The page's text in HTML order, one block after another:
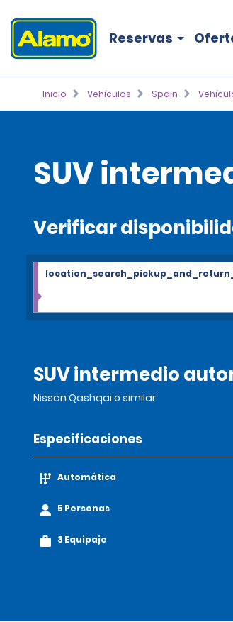
Reservas
Inicio Vehículos Spain
SUV
Verificar
SUV intermedio
Nissan Qashqai o similar
Especificaciones
Automática
5 Personas
3 Equipaje